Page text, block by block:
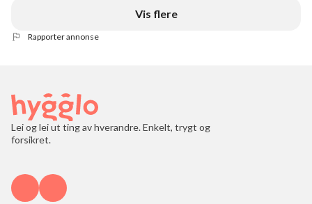
Vis flere
Rapporter annonse
Lei og lei ut ting av hverandre. Enkelt, trygt og
forsikret.